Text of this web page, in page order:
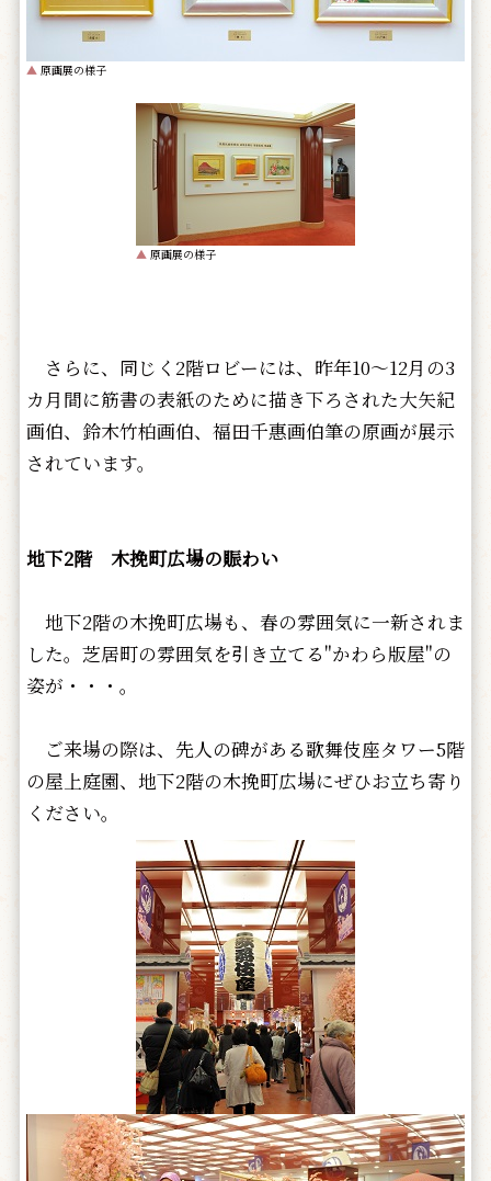
▲ 原画展の様子
▲ 原画展の様子
さらに、同じく2階ロビーには、昨年10～12月の3
カ月間に筋書の表紙のために描き下ろされた大矢紀
画伯、鈴木竹柏画伯、福田千惠画伯筆の原画が展示
されています。
地下2階 木挽町広場の賑わい
地下2階の木挽町広場も、春の雰囲気に一新されま
した。芝居町の雰囲気を引き立てる"かわら版屋"の
姿が・・・。
ご来場の際は、先人の碑がある歌舞伎座タワー5階
の屋上庭園、地下2階の木挽町広場にぜひお立ち寄り
ください。